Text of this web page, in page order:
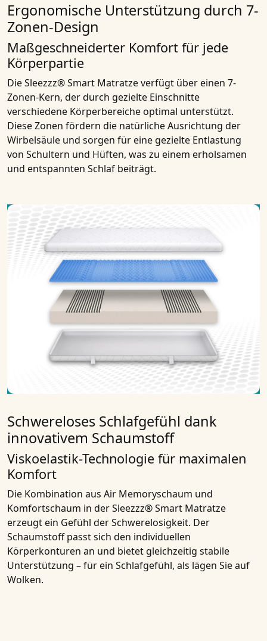
Ergonomische Unterstützung durch 7-
Zonen-Design
Maßgeschneiderter Komfort für jede
Körperpartie
Die Sleezzz® Smart Matratze verfügt über einen 7-
Zonen-Kern, der durch gezielte Einschnitte
verschiedene Körperbereiche optimal unterstützt.
Diese Zonen fördern die natürliche Ausrichtung der
Wirbelsäule und sorgen für eine gezielte Entlastung
von Schultern und Hüften, was zu einem erholsamen
und entspannten Schlaf beiträgt.
Schwereloses Schlafgefühl dank
innovativem Schaumstoff
Viskoelastik-Technologie für maximalen
Komfort
Die Kombination aus Air Memoryschaum und
Komfortschaum in der Sleezzz® Smart Matratze
erzeugt ein Gefühl der Schwerelosigkeit. Der
Schaumstoff passt sich den individuellen
Körperkonturen an und bietet gleichzeitig stabile
Unterstützung – für ein Schlafgefühl, als lägen Sie auf
Wolken.